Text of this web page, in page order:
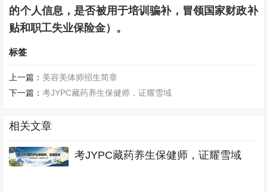
的个人信息，是否被用于培训骗补，冒领国家财政补
贴和职工失业保险金）。
标签
上一篇： 美容美体师招生简章
下一篇：考JYPC藏药养生保健师，证耀雪域
相关文章
考JYPC藏药养生保健师，证耀雪域